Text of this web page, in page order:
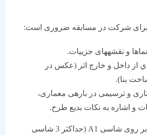
شرکت در مسابقه ضروری است:
و نقشه‏های جزييات.
و خارج اثر (عکس در
ترسيمی در باره‏ی معماری،
به نکات بديع طرح.
لازم است آثار بر روی شاسی A1 (حداکثر 3 شاسی